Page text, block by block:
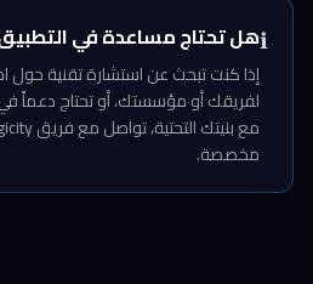
ℹ️هل تحتاج مساعدة في
إذا كنت تبحث عن استشارة تقنية حول
لفريقك أو مؤسستك، أو تحتاج دعماً
مخصصة.